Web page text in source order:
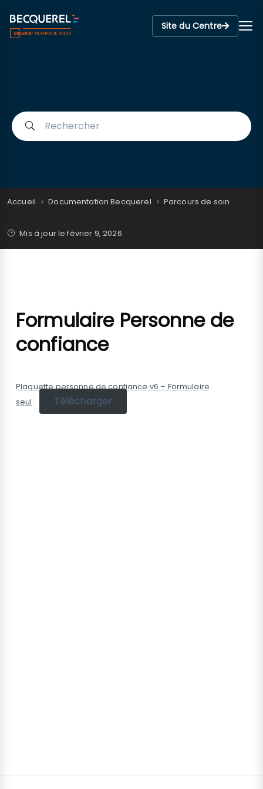
Site du Centre
Accueil Documentation Becquerel Parcours de soin
Mis à jour lefévrier 9, 2026
Formulaire Personne de
confiance
Plaquette personne de confiance v6 – Formulaire
seul
Télécharger